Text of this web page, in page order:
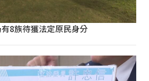
8族待獲法定原民身分